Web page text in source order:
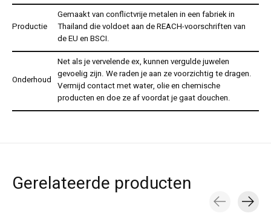
Productie
Gemaakt van conflictvrije metalen in een fabriek in
Thailand die voldoet aan de REACH-voorschriften van
de EU en BSCI.
Onderhoud
Net als je vervelende ex, kunnen vergulde juwelen
gevoelig zijn. We raden je aan ze voorzichtig te dragen.
Vermijd contact met water, olie en chemische
producten en doe ze af voordat je gaat douchen.
Gerelateerde producten